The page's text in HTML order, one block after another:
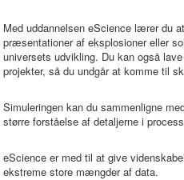
Med uddannelsen eScience lærer du
præsentationer af eksplosioner eller
universets udvikling. Du kan også
projekter, så du undgår at komme til
Simuleringen kan du sammenligne
større forståelse af detaljerne i
eScience er med til at give
ekstreme store mængder af data.